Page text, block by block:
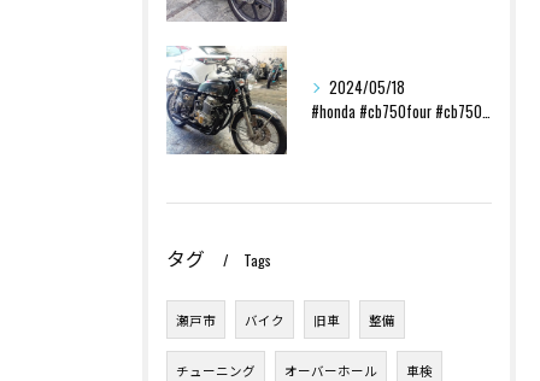
2024/05/18
#honda #cb750four #cb750k #レスト...
タグ Tags
瀬戸市 バイク 旧車 整備
チューニング オーバーホール 車検